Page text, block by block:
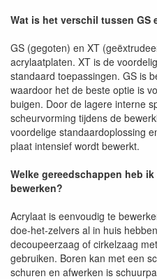
Wat is het verschil tussen GS
GS (gegoten) en XT
acrylaatplaten. XT is de
standaard toepassingen. GS is
waardoor het de beste optie is
buigen. Door de lagere interne
scheurvorming tijdens de
voordelige standaardoplossing
plaat intensief wordt bewerkt.
Welke gereedschappen heb
bewerken?
Acrylaat is eenvoudig te
doe-het-zelvers al in huis
decoupeerzaag of cirkelzaag
gebruiken. Boren kan met een
schuren en afwerken is